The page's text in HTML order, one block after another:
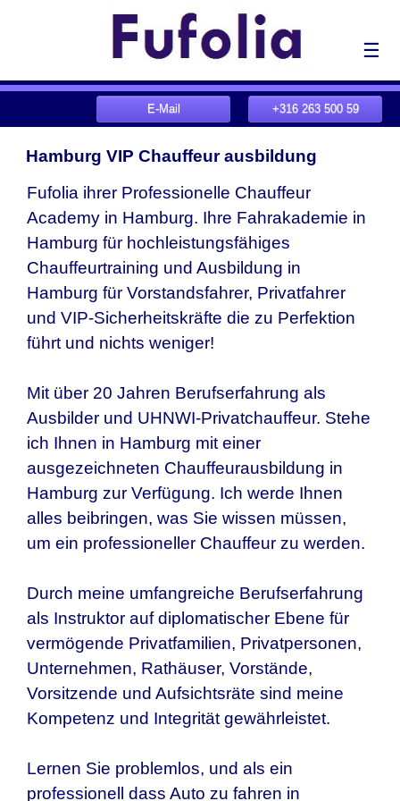
☰
+316 263 500 59
E-Mail
Hamburg VIP Chauffeur ausbildung
Fufolia ihrer Professionelle Chauffeur
Academy in Hamburg. Ihre Fahrakademie in
Hamburg für hochleistungsfähiges
Chauffeurtraining und Ausbildung in
Hamburg für Vorstandsfahrer, Privatfahrer
und VIP-Sicherheitskräfte die zu Perfektion
führt und nichts weniger!
Mit über 20 Jahren Berufserfahrung als
Ausbilder und UHNWI-Privatchauffeur. Stehe
ich Ihnen in Hamburg mit einer
ausgezeichneten Chauffeurausbildung in
Hamburg zur Verfügung. Ich werde Ihnen
alles beibringen, was Sie wissen müssen,
um ein professioneller Chauffeur zu werden.
Durch meine umfangreiche Berufserfahrung
als Instruktor auf diplomatischer Ebene für
vermögende Privatfamilien, Privatpersonen,
Unternehmen, Rathäuser, Vorstände,
Vorsitzende und Aufsichtsräte sind meine
Kompetenz und Integrität gewährleistet.
Lernen Sie problemlos, und als ein
professionell dass Auto zu fahren in